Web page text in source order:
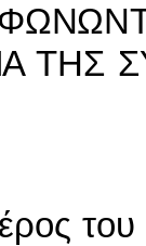
ΤΗΣ
oς τoυ